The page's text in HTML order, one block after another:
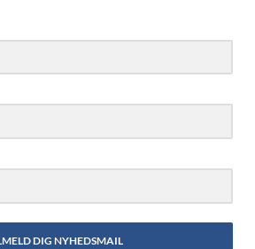
DIG NYHEDSMAIL